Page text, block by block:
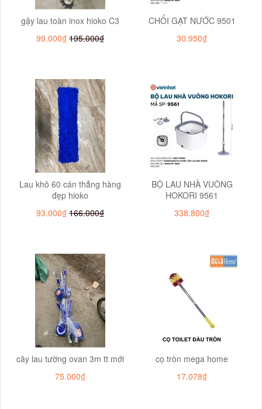
gậy lau toàn inox hioko C3
99.000₫ 195.000₫
CHỔI GẠT NƯỚC 9501
30.950₫
Lau khô 60 cán thẳng hàng
đẹp hioko
93.000₫ 166.000₫
BỘ LAU NHÀ VUÔNG
HOKORI 9561
338.800₫
cây lau tường ovan 3m tt mới
75.000₫
cọ tròn mega home
17.078₫